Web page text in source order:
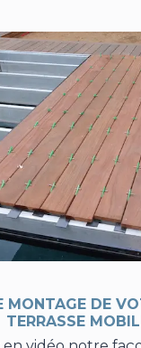
MONTAGE DE
TERRASSE